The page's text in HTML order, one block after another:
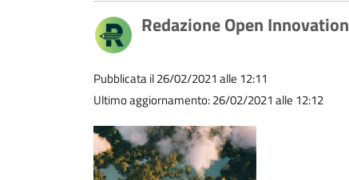
Redazione Open Innovation
Pubblicata il 26/02/2021 alle 12:11
Ultimo aggiornamento: 26/02/2021 alle 12:12